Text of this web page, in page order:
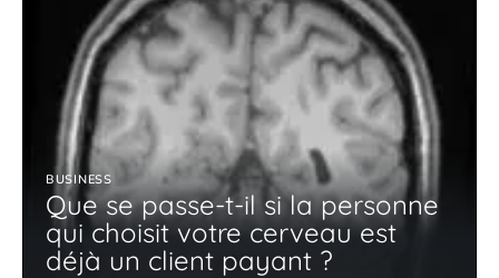
BUSINESS
Que se passe-t-il si la personne
qui choisit votre cerveau est
déjà un client payant ?